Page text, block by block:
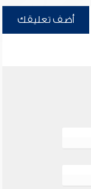
أضف تعليقك